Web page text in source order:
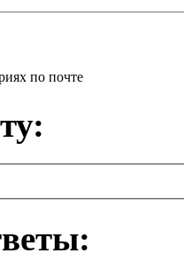
по почте